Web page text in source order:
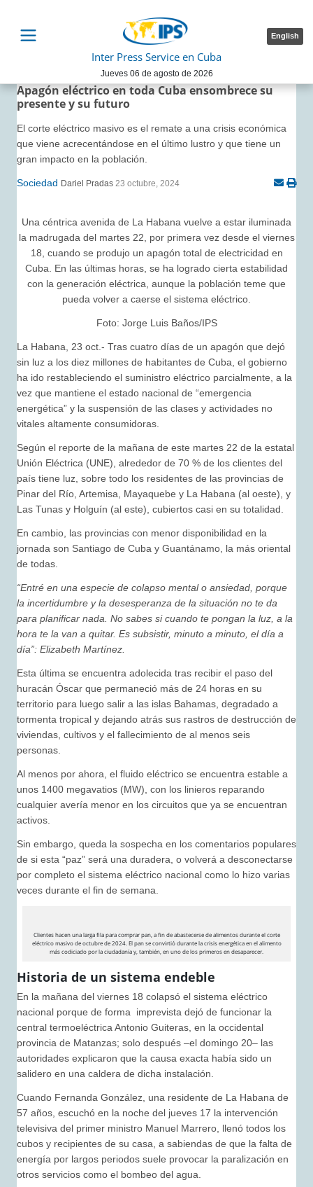
English
Inter Press Service en Cuba
Jueves 06 de agosto de 2026
Apagón eléctrico en toda Cuba ensombrece su
presente y su futuro
El corte eléctrico masivo es el remate a una crisis económica
que viene acrecentándose en el último lustro y que tiene un
gran impacto en la población.
Sociedad Dariel Pradas 23 octubre, 2024
Una céntrica avenida de La Habana vuelve a estar iluminada
la madrugada del martes 22, por primera vez desde el viernes
18, cuando se produjo un apagón total de electricidad en
Cuba. En las últimas horas, se ha logrado cierta estabilidad
con la generación eléctrica, aunque la población teme que
pueda volver a caerse el sistema eléctrico.
Foto: Jorge Luis Baños/IPS
La Habana, 23 oct.- Tras cuatro días de un apagón que dejó
sin luz a los diez millones de habitantes de Cuba, el gobierno
ha ido restableciendo el suministro eléctrico parcialmente, a la
vez que mantiene el estado nacional de “emergencia
energética” y la suspensión de las clases y actividades no
vitales altamente consumidoras.
Según el reporte de la mañana de este martes 22 de la estatal
Unión Eléctrica (UNE), alrededor de 70 % de los clientes del
país tiene luz, sobre todo los residentes de las provincias de
Pinar del Río, Artemisa, Mayaquebe y La Habana (al oeste), y
Las Tunas y Holguín (al este), cubiertos casi en su totalidad.
En cambio, las provincias con menor disponibilidad en la
jornada son Santiago de Cuba y Guantánamo, la más oriental
de todas.
“Entré en una especie de colapso mental o ansiedad, porque
la incertidumbre y la desesperanza de la situación no te da
para planificar nada. No sabes si cuando te pongan la luz, a la
hora te la van a quitar. Es subsistir, minuto a minuto, el día a
día”: Elizabeth Martínez.
Esta última se encuentra adolecida tras recibir el paso del
huracán Óscar que permaneció más de 24 horas en su
territorio para luego salir a las islas Bahamas, degradado a
tormenta tropical y dejando atrás sus rastros de destrucción de
viviendas, cultivos y el fallecimiento de al menos seis
personas.
Al menos por ahora, el fluido eléctrico se encuentra estable a
unos 1400 megavatios (MW), con los linieros reparando
cualquier avería menor en los circuitos que ya se encuentran
activos.
Sin embargo, queda la sospecha en los comentarios populares
de si esta “paz” será una duradera, o volverá a desconectarse
por completo el sistema eléctrico nacional como lo hizo varias
veces durante el fin de semana.
Clientes hacen una larga fila para comprar pan, a fin de abastecerse de alimentos durante el corte
eléctrico masivo de octubre de 2024. El pan se convirtió durante la crisis energética en el alimento
más codiciado por la ciudadanía y, también, en uno de los primeros en desaparecer.
Historia de un sistema endeble
En la mañana del viernes 18 colapsó el sistema eléctrico
nacional porque de forma imprevista dejó de funcionar la
central termoeléctrica Antonio Guiteras, en la occidental
provincia de Matanzas; solo después –el domingo 20– las
autoridades explicaron que la causa exacta había sido un
salidero en una caldera de dicha instalación.
Cuando Fernanda González, una residente de La Habana de
57 años, escuchó en la noche del jueves 17 la intervención
televisiva del primer ministro Manuel Marrero, llenó todos los
cubos y recipientes de su casa, a sabiendas de que la falta de
energía por largos periodos suele provocar la paralización en
otros servicios como el bombeo del agua.